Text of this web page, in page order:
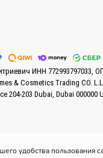
ИНН 772993797033,
& Cosmetics Trading CO.
204-203 Dubai, Dubai 000000
удобства пользования